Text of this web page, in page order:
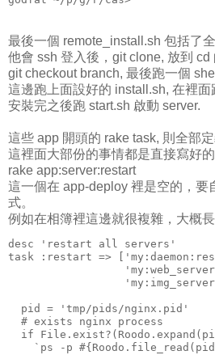
最後一個 remote_install.sh 包括了全
他會 ssh 登入後，git clone, 放到 cd
git checkout branch, 最後跑一個
這邊跑上面設好的 install.sh, 在裡面
安裝完之後跑 start.sh 啟動 server.
這些 app 開頭的 rake task, 則全部
這裡面大部份的事情都是直接寫好
rake app:server:restart
這一個在 app-deploy 裡是空的，要
式。
例如在相簿裡這邊就很複雜，大概長
desc 'restart all servers'
task :restart =>
  pid = 'tmp/pids/nginx.pid'
  # exists nginx process
if
`ps -p